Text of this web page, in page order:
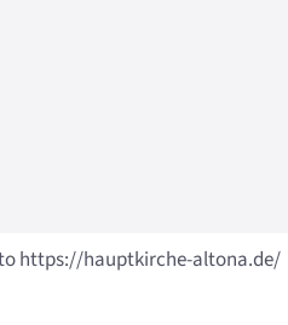
https://hauptkirche-altona.de/